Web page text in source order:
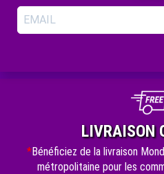
LIVRAISON
*Bénéficiez de la livraison
métropolitaine pour les